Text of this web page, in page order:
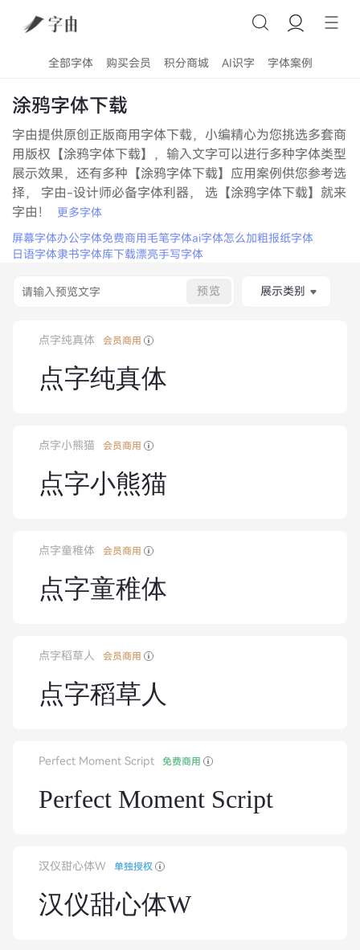
全部字体 购买会员 积分商城 AI识字 字体案例
涂鸦字体下载
字由提供原创正版商用字体下载，小编精心为您挑选多套商
用版权【涂鸦字体下载】，输入文字可以进行多种字体类型
展示效果，还有多种【涂鸦字体下载】应用案例供您参考选
择， 字由-设计师必备字体利器， 选【涂鸦字体下载】就来
字由！
更多字体
屏幕字体办公字体免费商用毛笔字体ai字体怎么加粗报纸字体
日语字体隶书字体库下载漂亮手写字体
预览 展示类别
点字纯真体 会员商用
点字纯真体
点字小熊猫 会员商用
点字小熊猫
点字童稚体 会员商用
点字童稚体
点字稻草人 会员商用
点字稻草人
Perfect Moment Script 免费商用
Perfect Moment Script
汉仪甜心体W 单独授权
汉仪甜心体W